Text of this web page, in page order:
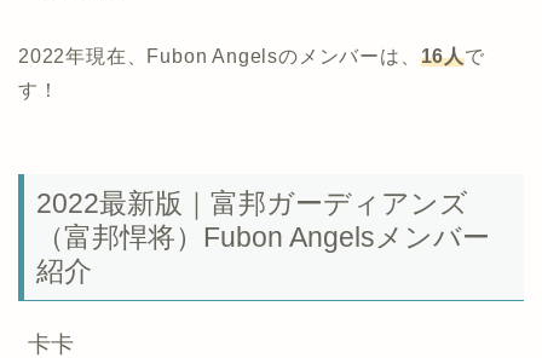
2022年現在、Fubon Angelsのメンバーは、 16人で
す！
2022最新版｜富邦ガーディアンズ
（富邦悍将）Fubon Angelsメンバー
紹介
卡卡